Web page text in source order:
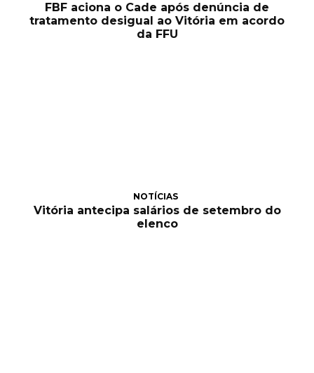
FBF aciona o Cade após denúncia de
tratamento desigual ao Vitória em acordo
da FFU
NOTÍCIAS
Vitória antecipa salários de setembro do
elenco